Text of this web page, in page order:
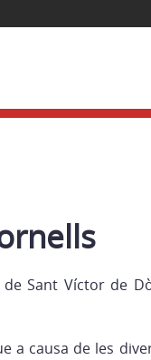
de Sant Víctor de
a causa de les